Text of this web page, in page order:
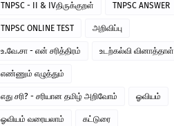
TNPSC - II & IVதிருக்குறள் TNPSC ANSWER
TNPSC ONLINE TEST அறிவிப்பு
உ.வே.சா - என் சரித்திரம் உடற்கல்வி வினாத்தாள்
எண்ணும் எழுத்தும்
எது சரி? - சரியான தமிழ் அறிவோம் ஓவியம்
ஓவியம் வரையலாம் கட்டுரை